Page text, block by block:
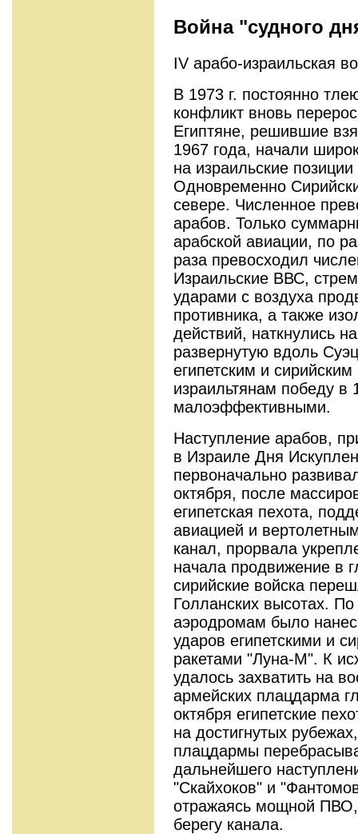
Война "судного
IV арабо-израильская
В 1973 г. постоянно
конфликт вновь
Египтяне, решившие
1967 года, начали
на израильские
Одновременно
севере. Численное
арабов. Только
арабской авиации, по
раза превосходил
Израильские ВВС,
ударами с воздуха
противника, а также
действий, наткнулись
развернутую вдоль
египетским и
израильтянам победу в
малоэффективными.
Наступление арабов,
в Израиле Дня
первоначально
октября, после
египетская пехота,
авиацией и
канал, прорвала
начала продвижение в
сирийские войска
Голланских высотах.
аэродромам было
ударов египетскими и
ракетами "Луна-М". К
удалось захватить на
армейских плацдарма
октября египетские
на достигнутых
плацдармы
дальнейшего
"Скайхоков" и
отражаясь мощной ПВО,
берегу канала.